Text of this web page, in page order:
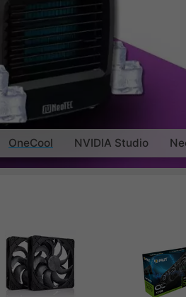
OneCool NVIDIA Studio